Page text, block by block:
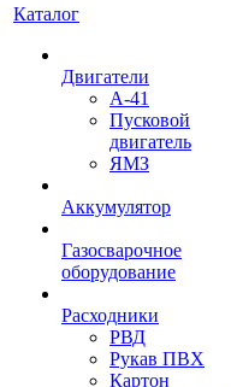
Каталог
Двигатели
А-41
Пусковой
двигатель
ЯМЗ
Аккумулятор
Газосварочное
оборудование
Расходники
РВД
Рукав ПВХ
Картон